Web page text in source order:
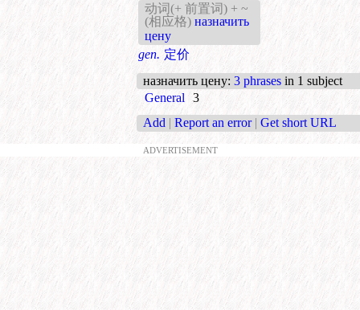
动词(+ 前置词) + ~
(相应格) назначить
цену
gen. 定价
назначить цену: 3 phrases in 1 subject
General
3
Add | Report an error | Get short URL
ADVERTISEMENT